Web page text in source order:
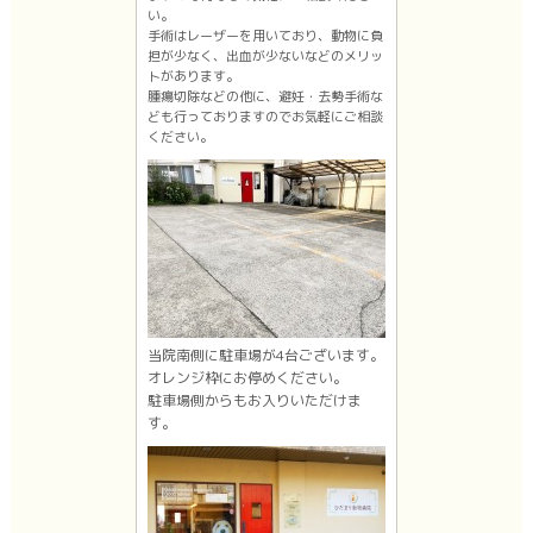
い。
手術はレーザーを用いており、動物に負
担が少なく、出血が少ないなどのメリッ
トがあります。
腫瘍切除などの他に、避妊・去勢手術な
ども行っておりますのでお気軽にご相談
ください。
当院南側に駐車場が4台ございます。
オレンジ枠にお停めください。
駐車場側からもお入りいただけま
す。